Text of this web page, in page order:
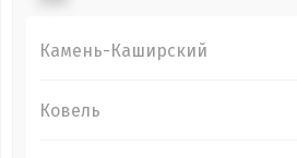
Камень-Каширский
Ковель